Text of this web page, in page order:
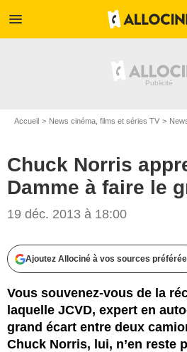
menu
Accueil News cinéma, films et séries TV
Chuck Norris
Damme à faire le
19 déc. 2013 à 18:00
Ajoutez Allociné à vos sources
Vous souvenez-vous de la
laquelle JCVD, expert en
grand écart entre deux
Chuck Norris, lui, n’en reste